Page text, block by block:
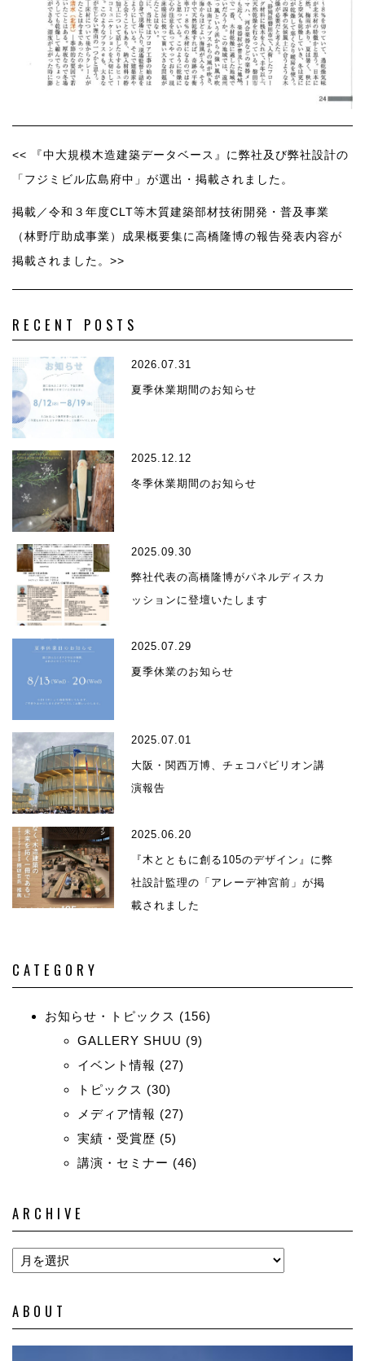
<< 『中大規模木造建築データベース』に弊社及び弊社設計の
「フジミビル広島府中」が選出・掲載されました。
掲載／令和３年度CLT等木質建築部材技術開発・普及事業
（林野庁助成事業）成果概要集に高橋隆博の報告発表内容が
掲載されました。>>
RECENT POSTS
2026.07.31
夏季休業期間のお知らせ
2025.12.12
冬季休業期間のお知らせ
2025.09.30
弊社代表の高橋隆博がパネルディスカ
ッションに登壇いたします
2025.07.29
夏季休業のお知らせ
2025.07.01
大阪・関西万博、チェコパビリオン講
演報告
2025.06.20
『木とともに創る105のデザイン』に弊
社設計監理の「アレーデ神宮前」が掲
載されました
CATEGORY
お知らせ・トピックス (156)
GALLERY SHUU (9)
イベント情報 (27)
トピックス (30)
メディア情報 (27)
実績・受賞歴 (5)
講演・セミナー (46)
ARCHIVE
ABOUT